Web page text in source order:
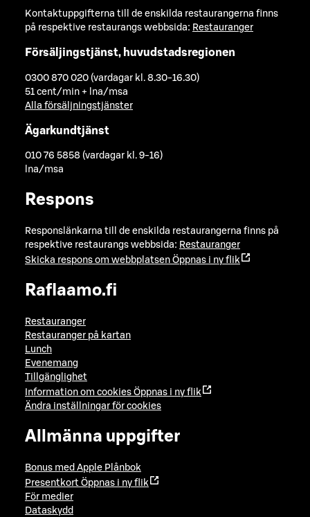
Kontaktuppgifterna till de enskilda restaurangerna finns
på respektive restaurangs webbsida: Restauranger
Försäljingstjänst, huvudstadsregionen
0300 870 020 (vardagar kl. 8.30-16.30)
51 cent/min + lna/msa
Alla försäljningstjänster
Ägarkundtjänst
010 76 5858 (vardagar kl. 9-16)
lna/msa
Respons
Responslänkarna till de enskilda restaurangerna finns på
respektive restaurangs webbsida: Restauranger
Skicka respons om webbplatsen Öppnas i ny flik
Raflaamo.fi
Restauranger
Restauranger på kartan
Lunch
Evenemang
Tillgänglighet
Information om cookies Öppnas i ny flik
Ändra inställningar för cookies
Allmänna uppgifter
Bonus med Apple Plånbok
Presentkort Öppnas i ny flik
För medier
Dataskydd